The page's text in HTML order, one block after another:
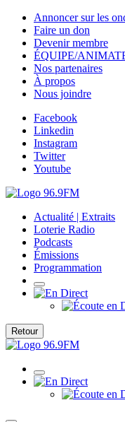
Annoncer sur les
Faire un don
Devenir membre
ÉQUIPE/
Nos partenaires
À propos
Nous joindre
Facebook
Linkedin
Instagram
Twitter
Youtube
Actualité | Extraits
Loterie Radio
Podcasts
Émissions
Programmation
Retour